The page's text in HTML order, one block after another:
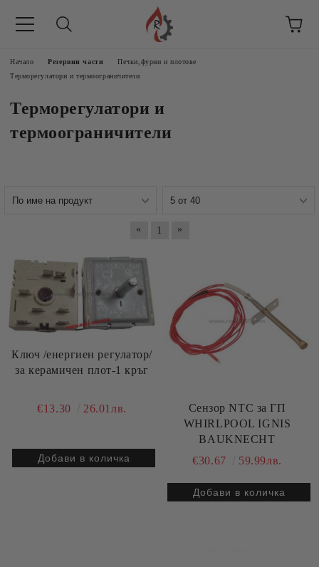
Начало Резервни части
Печки,фурни и плотове
Терморегулатори и термоограничители
Терморегулатори и
термоограничители
« 1 »
Ключ /енергиен регулатор/
за керамичен плот-1 кръг
€13.30 26.01лв.
Сензор NTC за ГП
WHIRLPOOL IGNIS
BAUKNECHT
€30.67
59.99лв.